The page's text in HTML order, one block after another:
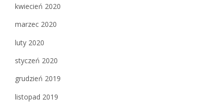
kwiecień 2020
marzec 2020
luty 2020
styczeń 2020
grudzień 2019
listopad 2019